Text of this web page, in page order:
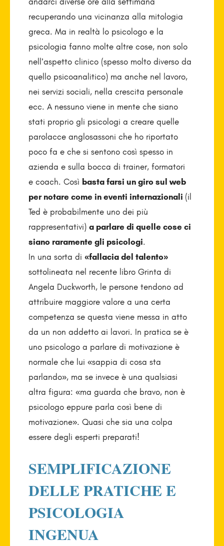
recuperando una vicinanza alla mitologia
greca. Ma in realtà lo psicologo e la
psicologia fanno molte altre cose, non solo
nell’aspetto clinico (spesso molto diverso da
quello psicoanalitico) ma anche nel lavoro,
nei servizi sociali, nella crescita personale
ecc. A nessuno viene in mente che siano
stati proprio gli psicologi a creare quelle
parolacce anglosassoni che ho riportato
poco fa e che si sentono così spesso in
azienda e sulla bocca di trainer, formatori
e coach. Così basta farsi un giro sul web
per notare come in eventi internazionali (il
Ted è probabilmente uno dei più
rappresentativi) a parlare di quelle cose ci
siano raramente gli psicologi.
In una sorta di «fallacia del talento»
sottolineata nel recente libro Grinta di
Angela Duckworth, le persone tendono ad
attribuire maggiore valore a una certa
competenza se questa viene messa in atto
da un non addetto ai lavori. In pratica se è
uno psicologo a parlare di motivazione è
normale che lui «sappia di cosa sta
parlando», ma se invece è una qualsiasi
altra figura: «ma guarda che bravo, non è
psicologo eppure parla così bene di
motivazione». Quasi che sia una colpa
essere degli esperti preparati!
SEMPLIFICAZIONE
DELLE PRATICHE E
PSICOLOGIA
INGENUA